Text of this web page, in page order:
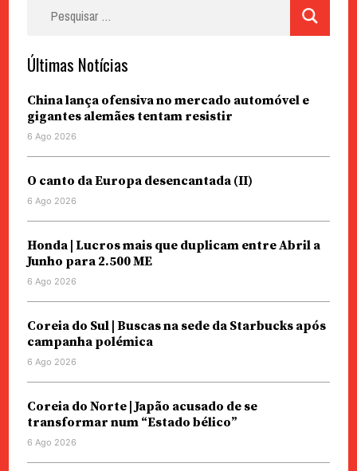
Últimas Notícias
China lança ofensiva no mercado automóvel e
gigantes alemães tentam resistir
6 Ago 2026
O canto da Europa desencantada (II)
6 Ago 2026
Honda | Lucros mais que duplicam entre Abril a
Junho para 2.500 ME
6 Ago 2026
Coreia do Sul | Buscas na sede da Starbucks após
campanha polémica
6 Ago 2026
Coreia do Norte | Japão acusado de se
transformar num “Estado bélico”
6 Ago 2026